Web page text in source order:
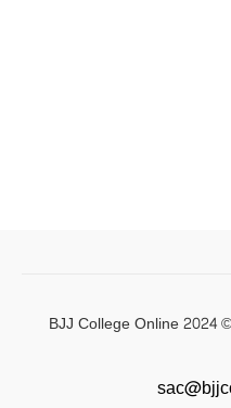
BJJ College Online 2024